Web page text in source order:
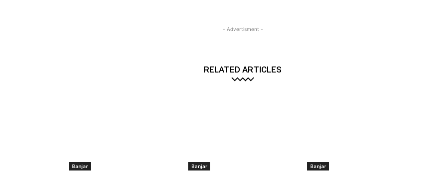
- Advertisment -
RELATED ARTICLES
Banjar Banjar Banjar